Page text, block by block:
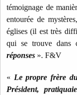
témoignage de
entourée de
églises (il est très
qui se trouve dans
réponses ». F&V
« Le propre frère
Président,